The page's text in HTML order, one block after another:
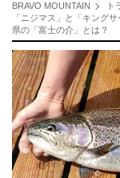
BRAVO MOUNTAIN
ト
「ニジマス」と「キング
県の「富士の介」とは？